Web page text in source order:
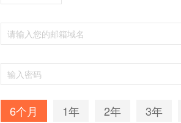
6个月 1年 2年 3年